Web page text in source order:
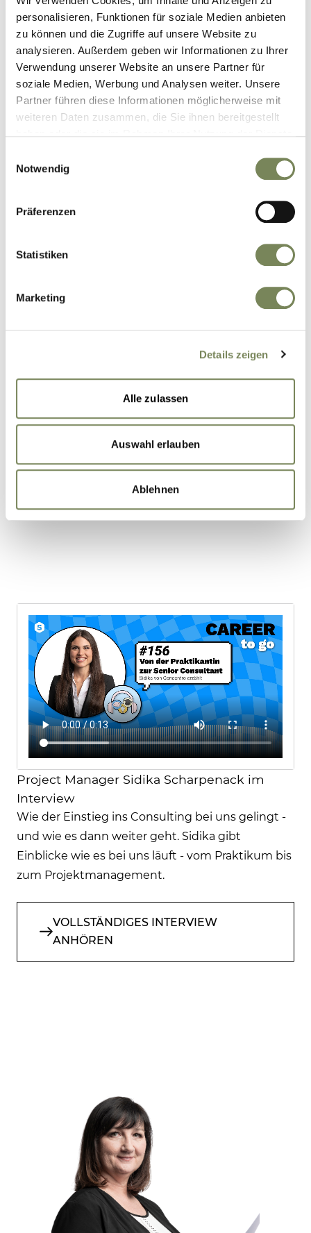
personalisieren, Funktionen für soziale Medien anbieten
zu können und die Zugriffe auf unsere Website zu
analysieren. Außerdem geben wir Informationen zu Ihrer
Verwendung unserer Website an unsere Partner für
soziale Medien, Werbung und Analysen weiter. Unsere
Partner führen diese Informationen möglicherweise mit
weiteren Daten zusammen, die Sie ihnen bereitgestellt
Notwendig
Präferenzen
Statistiken
Marketing
Details zeigen
Alle zulassen
Auswahl erlauben
Ablehnen
HUMAN RESOURCES
Direkt und persönlich!
Bewerbung und ein erstes Kennenlernen!
Gibt es Fragen? Jederzeit gerne - schließlich soll
Flache und flexible Organisation - Open
am Unternehmenserfolg
IMPRESSIONEN UNSERER TEAM-
Project Manager Sidika Scharpenack im
Interview
Wie der Einstieg ins Consulting bei uns gelingt -
und wie es dann weiter geht. Sidika gibt
Einblicke wie es bei uns läuft - vom Praktikum bis
zum Projektmanagement.
VOLLSTÄNDIGES INTERVIEW
ANHÖREN